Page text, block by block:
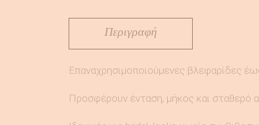
Περιγραφή
Επαναχρησιμοποιούμενες βλεφαρίδες
Προσφέρουν ένταση, μήκος και σταθερό